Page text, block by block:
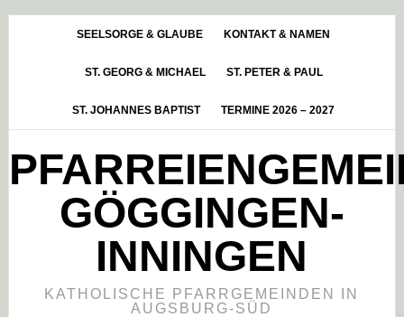
HauptsidebarSEELSORGE & GLAUBE KONTAKT & NAMEN
ST. GEORG & MICHAEL ST. PETER & PAUL
ST. JOHANNES BAPTIST TERMINE 2026 – 2027
GÖGGINGEN-
INNINGEN
KATHOLISCHE PFARRGEMEINDEN IN
AUGSBURG-SÜD